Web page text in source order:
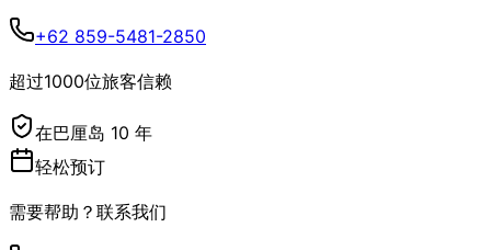
+62 859-5481-2850
超过1000位旅客信赖
在巴厘岛 10 年
轻松预订
需要帮助？联系我们